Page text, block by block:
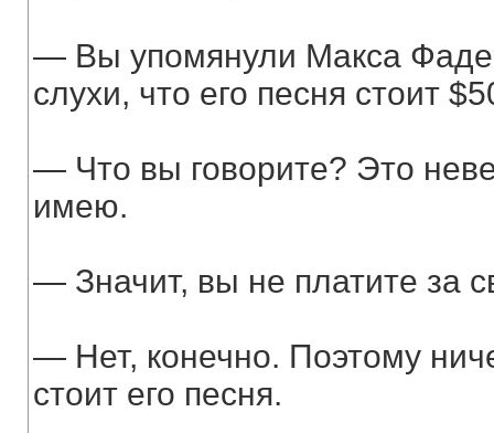
— Вы упомянули Макса
слухи, что его песня стоит
— Что вы говорите? Это
имею.
— Значит, вы не платите за
— Нет, конечно. Поэтому
стоит его песня.